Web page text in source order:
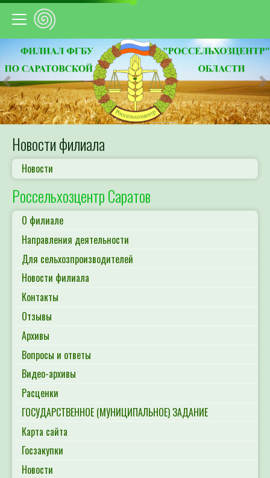
Предыдущий
Новости филиала
Новости
Россельхозцентр Саратов
О филиале
Направления деятельности
Для сельхозпроизводителей
Новости филиала
Контакты
Отзывы
Архивы
Вопросы и ответы
Видео-архивы
Расценки
ГОСУДАРСТВЕННОЕ (МУНИЦИПАЛЬНОЕ) ЗАДАНИЕ
Карта сайта
Госзакупки
Новости